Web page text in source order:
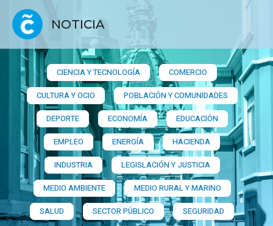
NOTICIA
CIENCIA Y TECNOLOGÍA
COMERCIO
CULTURA Y OCIO
POBLACIÓN Y COMUNIDADES
DEPORTE
ECONOMÍA
EDUCACIÓN
EMPLEO
ENERGÍA
HACIENDA
INDUSTRIA
LEGISLACIÓN Y JUSTICIA
MEDIO AMBIENTE
MEDIO RURAL Y MARINO
SALUD
SECTOR PÚBLICO
SEGURIDAD